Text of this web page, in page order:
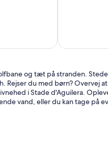
og tæt på stranden.
Rejser du med børn? Overvej
i Stade d'Aguilera.
vand, eller du kan tage på